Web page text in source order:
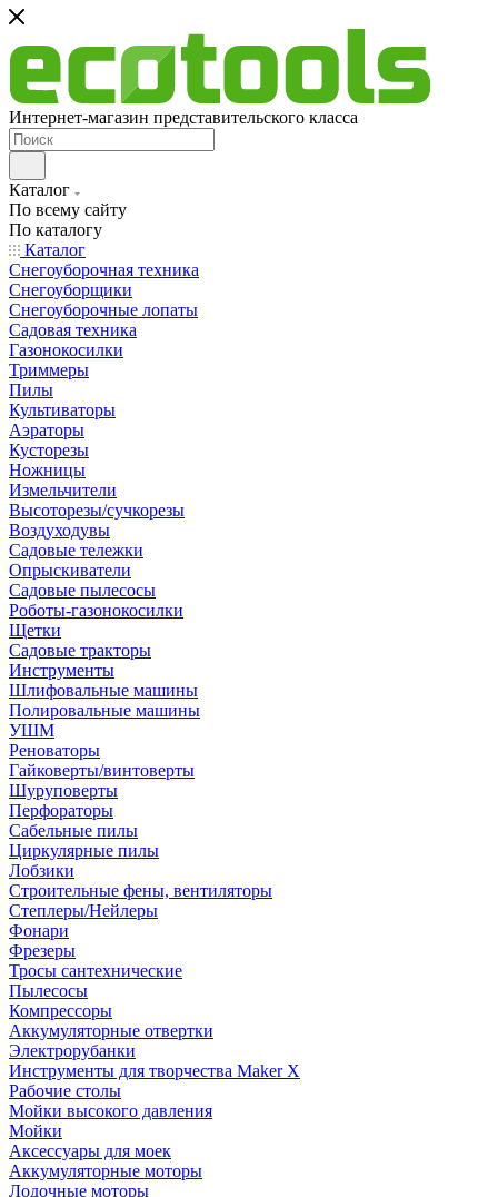
Интернет-магазин представительского класса
Каталог
По всему сайту
По каталогу
Каталог
Снегоуборочная техника
Снегоуборщики
Снегоуборочные лопаты
Садовая техника
Газонокосилки
Триммеры
Пилы
Культиваторы
Аэраторы
Кусторезы
Ножницы
Измельчители
Высоторезы/сучкорезы
Воздуходувы
Садовые тележки
Опрыскиватели
Садовые пылесосы
Роботы-газонокосилки
Щетки
Садовые тракторы
Инструменты
Шлифовальные машины
Полировальные машины
УШМ
Реноваторы
Гайковерты/винтоверты
Шуруповерты
Перфораторы
Сабельные пилы
Циркулярные пилы
Лобзики
Строительные фены, вентиляторы
Степлеры/Нейлеры
Фонари
Фрезеры
Тросы сантехнические
Пылесосы
Компрессоры
Аккумуляторные отвертки
Электрорубанки
Инструменты для творчества Maker X
Рабочие столы
Мойки высокого давления
Мойки
Аксессуары для моек
Аккумуляторные моторы
Лодочные моторы